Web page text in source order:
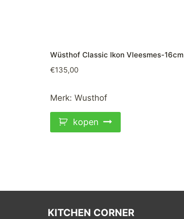
Wüsthof Classic Ikon Vleesmes-16cm
€135,00
Merk: Wusthof
kopen
KITCHEN CORNER